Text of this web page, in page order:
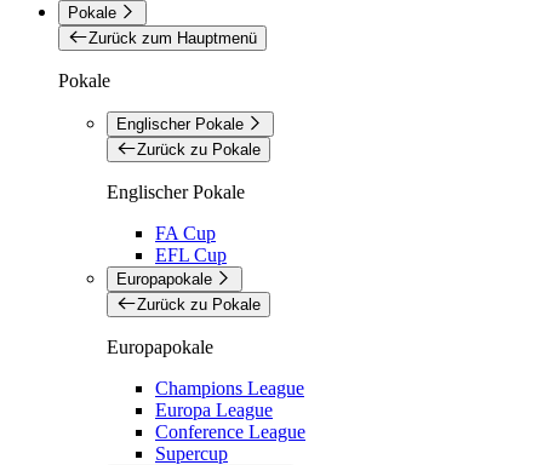
Pokale
Zurück zum Hauptmenü
Pokale
Englischer Pokale
Zurück zu Pokale
Englischer Pokale
FA Cup
EFL Cup
Europapokale
Zurück zu Pokale
Europapokale
Champions League
Europa League
Conference League
Supercup